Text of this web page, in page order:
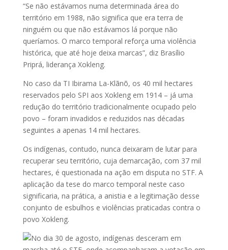
“Se não estávamos numa determinada área do
território em 1988, não significa que era terra de
ninguém ou que não estávamos lá porque não
queríamos. O marco temporal reforça uma violência
histórica, que até hoje deixa marcas”, diz Brasílio
Priprá, liderança Xokleng.
No caso da TI Ibirama La-Klãnõ, os 40 mil hectares
reservados pelo SPI aos Xokleng em 1914 – já uma
redução do território tradicionalmente ocupado pelo
povo – foram invadidos e reduzidos nas décadas
seguintes a apenas 14 mil hectares.
Os indígenas, contudo, nunca deixaram de lutar para
recuperar seu território, cuja demarcação, com 37 mil
hectares, é questionada na ação em disputa no STF. A
aplicação da tese do marco temporal neste caso
significaria, na prática, a anistia e a legitimação desse
conjunto de esbulhos e violências praticadas contra o
povo Xokleng.